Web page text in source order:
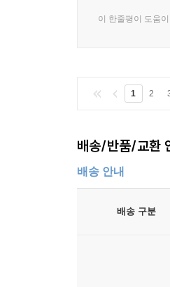
이 한줄평이 도움
1 2
배송/반품/교환
배송 안내
배송 구분